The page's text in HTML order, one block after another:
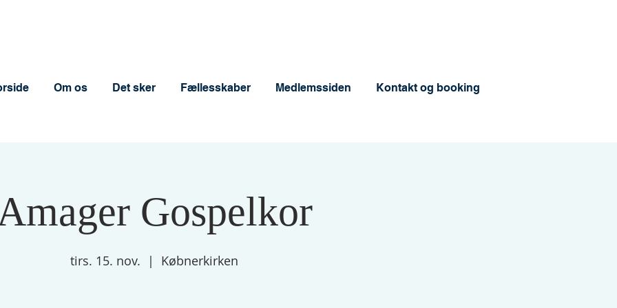
Om os Det sker Fællesskaber Medlemssiden Kontakt og booking
Gospelkor
tirs. 15. nov.
  |
Købnerkirken